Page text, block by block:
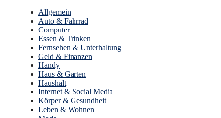
Allgemein
Auto & Fahrrad
Computer
Essen & Trinken
Fernsehen & Unterhaltung
Geld & Finanzen
Handy
Haus & Garten
Haushalt
Internet & Social Media
Körper & Gesundheit
Leben & Wohnen